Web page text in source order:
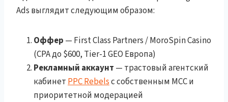
Ads выглядит следующим образом:
Оффер — First Class Partners / MoroSpin Casino
(CPA до $600, Tier-1 GEO Европа)
Рекламный аккаунт — трастовый агентский
кабинет PPC Rebelsс собственным MCC и
приоритетной модерацией